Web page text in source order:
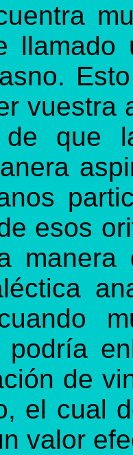
vuestra
de que
esos
manera
podría
de
el cual
valor